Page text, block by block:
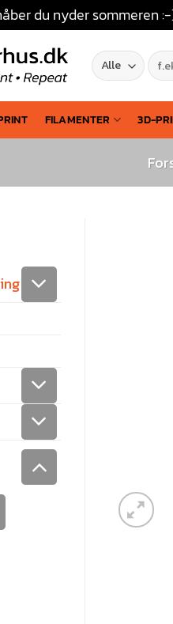
du nyder sommeren
FILAMENTER 3D-